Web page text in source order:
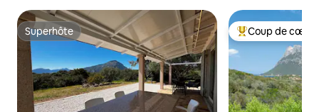
Superhôte
Superhôte Coups de cœur
Coup de cœur